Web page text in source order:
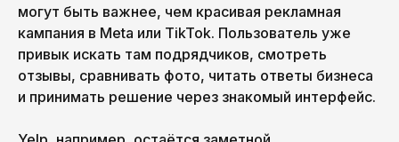
могут быть важнее, чем красивая рекламная
кампания в Meta или TikTok. Пользователь уже
привык искать там подрядчиков, смотреть
отзывы, сравнивать фото, читать ответы бизнеса
и принимать решение через знакомый интерфейс.